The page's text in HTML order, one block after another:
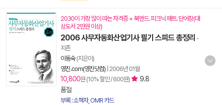
2030이 가장 많이 따는 자격증 + 북엔드. 피크닉 매트. 단어장(대
상도서 2만원 이상)
2006 사무자동화산업기사 필기 스피드 총정리 -
지존
이동숙(지은이)
영진.com(영진닷컴) 2006년 01월
10,800원 (10% 할인 / 600원)
9.8
품절
부록 : 소책자, OMR 카드